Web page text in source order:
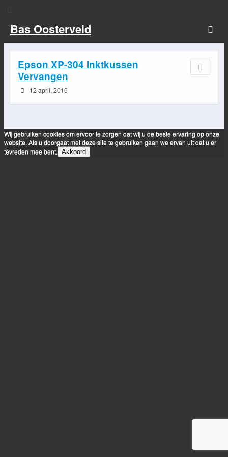
Bas Oosterveld
Epson XP-304 Inktkussen
Vervangen
12 april, 2016
Wij gebruiken cookies om ervoor te zorgen dat wij u de beste ervaring op onze
website. Als u doorgaat met deze site te gebruiken gaan we ervan uit dat u er
tevreden mee bent. Akkoord